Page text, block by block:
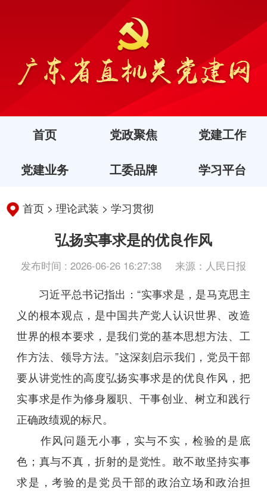
首页 党政聚焦 党建工作
党建业务 工委品牌 学习平台
首页 >理论武装 >学习贯彻
弘扬实事求是的优良作风
发布时间 : 2026-06-26 16:27:38 来源：人民日报
习近平总书记指出：“实事求是，是马克思主
义的根本观点，是中国共产党人认识世界、改造
世界的根本要求，是我们党的基本思想方法、工
作方法、领导方法。”这深刻启示我们，党员干部
要从讲党性的高度弘扬实事求是的优良作风，把
实事求是作为修身履职、干事创业、树立和践行
正确政绩观的标尺。
作风问题无小事，实与不实，检验的是底
色；真与不真，折射的是党性。敢不敢坚持实事
求是，考验的是党员干部的政治立场和政治担